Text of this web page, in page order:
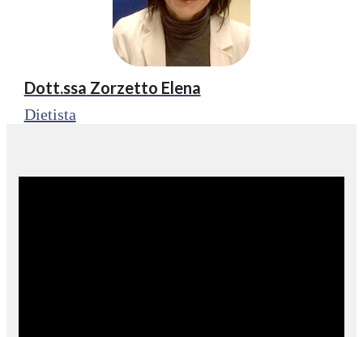
Dott.ssa Zorzetto Elena
Dietista